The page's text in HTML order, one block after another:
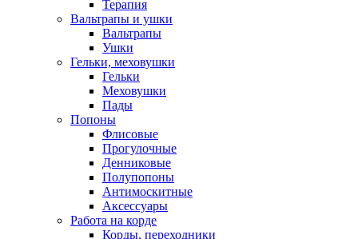
Терапия
Вальтрапы и ушки
Вальтрапы
Ушки
Гельки, меховушки
Гельки
Меховушки
Пады
Попоны
Флисовые
Прогулочные
Денниковые
Полупопоны
Антимоскитные
Аксессуары
Работа на корде
Корды, переходники